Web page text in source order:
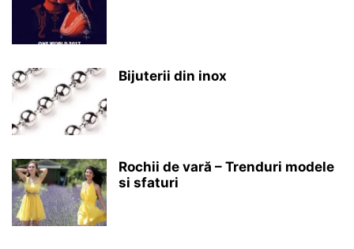
Bijuterii din inox
Rochii de vară – Trenduri modele
si sfaturi